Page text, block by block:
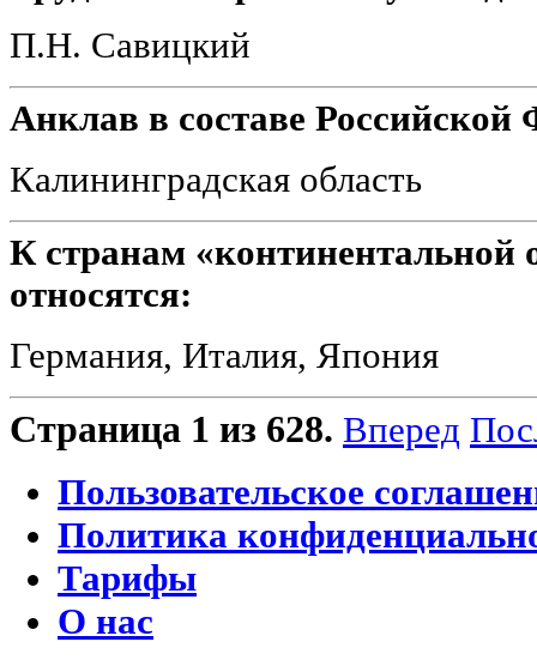
П.Н. Савицкий
Анклав в составе Российской
Калининградская область
К странам «континентальной
относятся:
Германия, Италия, Япония
Страница 1 из 628. Вперед
Пользовательское
Политика
Тарифы
О нас